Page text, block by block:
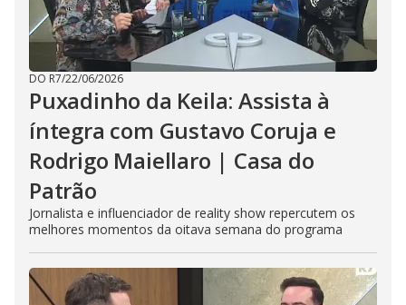
DO R7/22/06/2026
Puxadinho da Keila: Assista à
íntegra com Gustavo Coruja e
Rodrigo Maiellaro | Casa do
Patrão
Jornalista e influenciador de reality show repercutem os
melhores momentos da oitava semana do programa